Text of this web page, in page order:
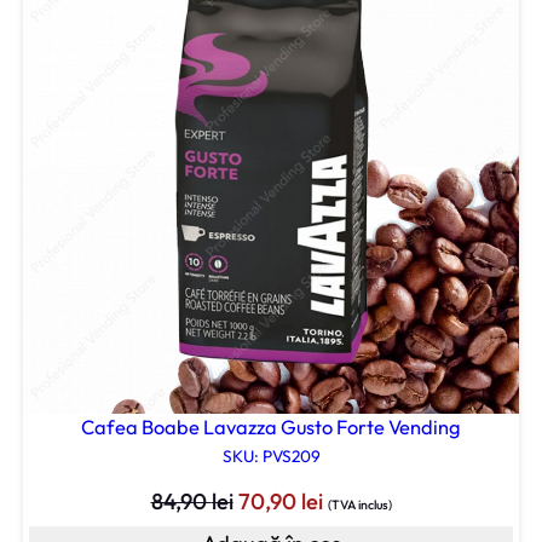
Cafea Boabe Lavazza Gusto Forte Vending
SKU: PVS209
84,90leiPrețul
inițial
70,90 leiPrețul
(TVA inclus)